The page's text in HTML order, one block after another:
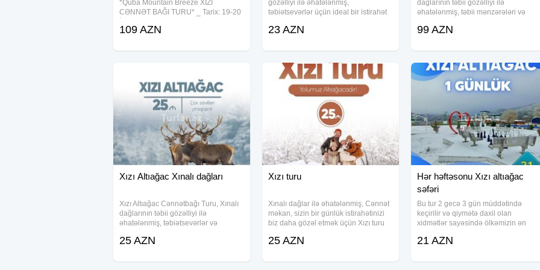
*Quba Mountain Breeze XIZI
CƏNNƏT BAĞI TURU* _ Tarix: 19-20
109 azn - Qiymətə daxildir: Vip
109 AZN
gözəlliyi ilə əhatələnmiş,
təbiətsevərlər üçün ideal bir istirahət
kəşf etmək, həm də unudulmaz anlar
tutulub.
23 AZN
dağlarının təbii gözəlliyi ilə
əhatələnmiş, təbii mənzərələri və
təcrübəsi təqdim edir. Bu tur, həm
99 AZN
Xızı Altıağac Xınalı dağları
Xızı Altıağac Cənnətbağı Turu, Xınalı
dağlarının təbii gözəlliyi ilə
əhatələnmiş, təbiətsevərlər və
məkan təqdim edir. Bu tur, bir günlük
istəyənlər üçün
25 AZN
Xızı turu
Xınalı dağlar ilə əhatələnmiş, Cənnət
məkan, sizin bir günlük istirahətinizi
biz daha gözəl etmək üçün Xızı turu
Cənnətbağı Turu Tarix : 2, 8, 9, 15, 16
25 AZN
Hər həftəsonu Xızı altıağac
səfəri
Bu tur 2 gecə 3 gün müddətində
keçirilir və qiymətə daxil olan
xidmətlər sayəsində ölkəmizin ən
rahat və keyfiyyətli istirahət imkanı
21 AZN